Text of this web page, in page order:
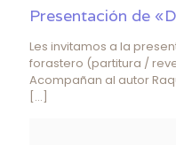
Presentación de
Les invitamos a la
forastero (partitura /
Acompañan al autor
[…]